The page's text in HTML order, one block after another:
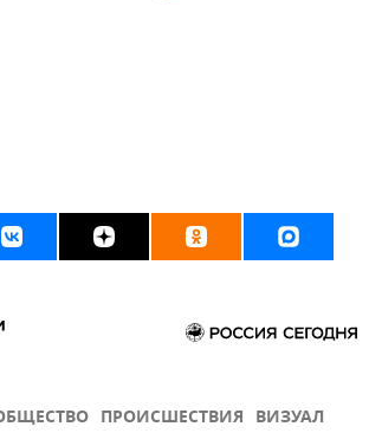
ПРОИСШЕСТВИЯ ВИЗУАЛ